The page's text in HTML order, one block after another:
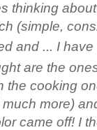
thinking
(simple,
and ... I
are the
the cooking
more)
came off! I